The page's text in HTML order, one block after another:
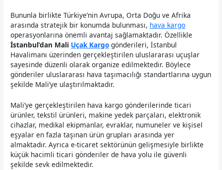
Bununla birlikte Türkiye’nin Avrupa, Orta Doğu ve Afrika
arasında stratejik bir konumda bulunması, hava kargo
operasyonlarına önemli avantaj sağlamaktadır. Özellikle
İstanbul’dan Mali Uçak Kargo gönderileri, İstanbul
Havalimanı üzerinden gerçekleştirilen uluslararası uçuşlar
sayesinde düzenli olarak organize edilmektedir. Böylece
gönderiler uluslararası hava taşımacılığı standartlarına uygun
şekilde Mali’ye ulaştırılmaktadır.
Mali’ye gerçekleştirilen hava kargo gönderilerinde ticari
ürünler, tekstil ürünleri, makine yedek parçaları, elektronik
cihazlar, medikal ekipmanlar, evraklar, numuneler ve kişisel
eşyalar en fazla taşınan ürün grupları arasında yer
almaktadır. Ayrıca e-ticaret sektörünün gelişmesiyle birlikte
küçük hacimli ticari gönderiler de hava yolu ile güvenli
şekilde sevk edilmektedir.